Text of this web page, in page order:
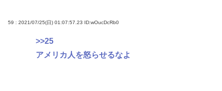
59 : 2021/07/25(日) 01:07:57.23 ID:wOucDcRb0
>>25
アメリカ人を怒らせるなよ